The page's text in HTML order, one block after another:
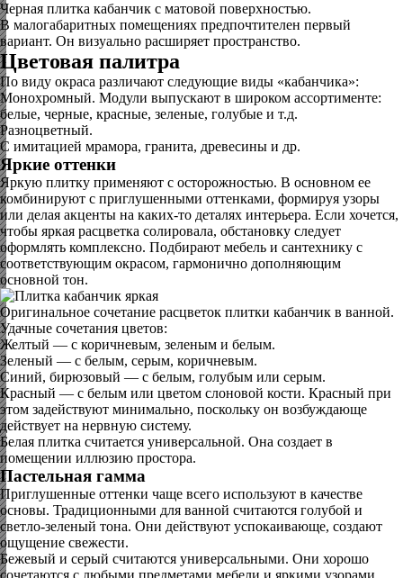
Черная плитка кабанчик с матовой поверхностью.
В малогабаритных помещениях предпочтителен первый
вариант. Он визуально расширяет пространство.
Цветовая палитра
По виду окраса различают следующие виды «кабанчика»:
Монохромный. Модули выпускают в широком ассортименте:
белые, черные, красные, зеленые, голубые и т.д.
Разноцветный.
С имитацией мрамора, гранита, древесины и др.
Яркие оттенки
Яркую плитку применяют с осторожностью. В основном ее
комбинируют с приглушенными оттенками, формируя узоры
или делая акценты на каких-то деталях интерьера. Если хочется,
чтобы яркая расцветка солировала, обстановку следует
оформлять комплексно. Подбирают мебель и сантехнику с
соответствующим окрасом, гармонично дополняющим
основной тон.
Оригинальное сочетание расцветок плитки кабанчик в ванной.
Удачные сочетания цветов:
Желтый — с коричневым, зеленым и белым.
Зеленый — с белым, серым, коричневым.
Синий, бирюзовый — с белым, голубым или серым.
Красный — с белым или цветом слоновой кости. Красный при
этом задействуют минимально, поскольку он возбуждающе
действует на нервную систему.
Белая плитка считается универсальной. Она создает в
помещении иллюзию простора.
Пастельная гамма
Приглушенные оттенки чаще всего используют в качестве
основы. Традиционными для ванной считаются голубой и
светло-зеленый тона. Они действуют успокаивающе, создают
ощущение свежести.
Бежевый и серый считаются универсальными. Они хорошо
сочетаются с любыми предметами мебели и яркими узорами.